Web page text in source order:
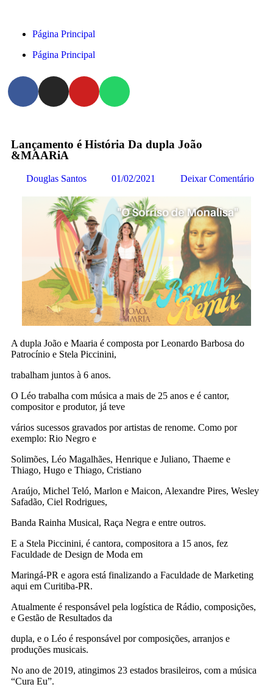
Página Principal
Página Principal
Lançamento é História Da dupla João
&MAARiA
Douglas Santos 01/02/2021 Deixar Comentário
A dupla João e Maaria é composta por Leonardo Barbosa do
Patrocínio e Stela Piccinini,
trabalham juntos à 6 anos.
O Léo trabalha com música a mais de 25 anos e é cantor,
compositor e produtor, já teve
vários sucessos gravados por artistas de renome. Como por
exemplo: Rio Negro e
Solimões, Léo Magalhães, Henrique e Juliano, Thaeme e
Thiago, Hugo e Thiago, Cristiano
Araújo, Michel Teló, Marlon e Maicon, Alexandre Pires, Wesley
Safadão, Ciel Rodrigues,
Banda Rainha Musical, Raça Negra e entre outros.
E a Stela Piccinini, é cantora, compositora a 15 anos, fez
Faculdade de Design de Moda em
Maringá-PR e agora está finalizando a Faculdade de Marketing
aqui em Curitiba-PR.
Atualmente é responsável pela logística de Rádio, composições,
e Gestão de Resultados da
dupla, e o Léo é responsável por composições, arranjos e
produções musicais.
No ano de 2019, atingimos 23 estados brasileiros, com a música
“Cura Eu”.